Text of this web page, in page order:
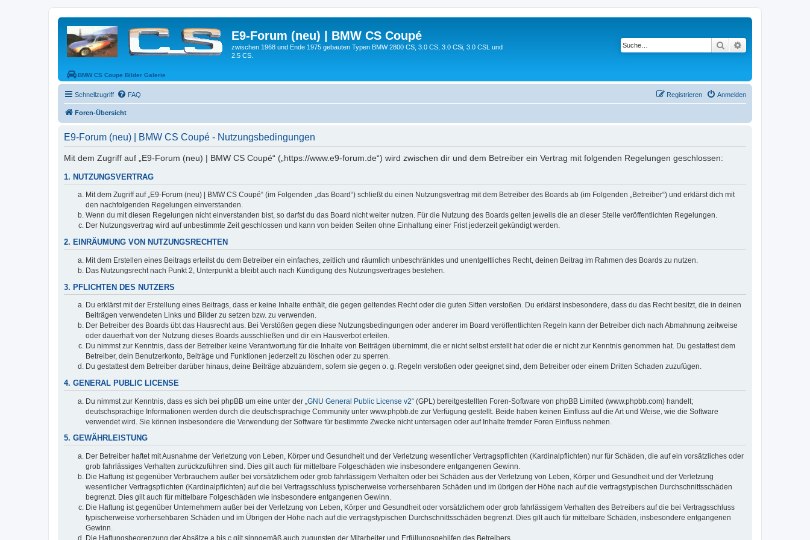
E9-Forum (neu) | BMW CS Coupé
zwischen 1968 und Ende 1975 gebauten Typen BMW 2800 CS, 3.0 CS, 3.0 CSi, 3.0 CSL und
2.5 CS.
BMW CS Coupe Bilder Galerie
Suche
Schnellzugriff FAQ Anmelden
Registrieren
Foren-Übersicht
E9-Forum (neu) | BMW CS Coupé - Nutzungsbedingungen
Mit dem Zugriff auf „E9-Forum (neu) | BMW CS Coupé“ („https://www.e9-forum.de“) wird zwischen dir und dem Betreiber ein Vertrag mit folgenden Regelungen geschlossen:
1. NUTZUNGSVERTRAG
Mit dem Zugriff auf „E9-Forum (neu) | BMW CS Coupé“ (im Folgenden „das Board“) schließt du einen Nutzungsvertrag mit dem Betreiber des Boards ab (im Folgenden „Betreiber“) und erklärst dich mit
den nachfolgenden Regelungen einverstanden.
Wenn du mit diesen Regelungen nicht einverstanden bist, so darfst du das Board nicht weiter nutzen. Für die Nutzung des Boards gelten jeweils die an dieser Stelle veröffentlichten Regelungen.
Der Nutzungsvertrag wird auf unbestimmte Zeit geschlossen und kann von beiden Seiten ohne Einhaltung einer Frist jederzeit gekündigt werden.
2. EINRÄUMUNG VON NUTZUNGSRECHTEN
Mit dem Erstellen eines Beitrags erteilst du dem Betreiber ein einfaches, zeitlich und räumlich unbeschränktes und unentgeltliches Recht, deinen Beitrag im Rahmen des Boards zu nutzen.
Das Nutzungsrecht nach Punkt 2, Unterpunkt a bleibt auch nach Kündigung des Nutzungsvertrages bestehen.
3. PFLICHTEN DES NUTZERS
Du erklärst mit der Erstellung eines Beitrags, dass er keine Inhalte enthält, die gegen geltendes Recht oder die guten Sitten verstoßen. Du erklärst insbesondere, dass du das Recht besitzt, die in deinen
Beiträgen verwendeten Links und Bilder zu setzen bzw. zu verwenden.
Der Betreiber des Boards übt das Hausrecht aus. Bei Verstößen gegen diese Nutzungsbedingungen oder anderer im Board veröffentlichten Regeln kann der Betreiber dich nach Abmahnung zeitweise
oder dauerhaft von der Nutzung dieses Boards ausschließen und dir ein Hausverbot erteilen.
Du nimmst zur Kenntnis, dass der Betreiber keine Verantwortung für die Inhalte von Beiträgen übernimmt, die er nicht selbst erstellt hat oder die er nicht zur Kenntnis genommen hat. Du gestattest dem
Betreiber, dein Benutzerkonto, Beiträge und Funktionen jederzeit zu löschen oder zu sperren.
Du gestattest dem Betreiber darüber hinaus, deine Beiträge abzuändern, sofern sie gegen o. g. Regeln verstoßen oder geeignet sind, dem Betreiber oder einem Dritten Schaden zuzufügen.
4. GENERAL PUBLIC LICENSE
Du nimmst zur Kenntnis, dass es sich bei phpBB um eine unter der „ GNU General Public License v2“ (GPL) bereitgestellten Foren-Software von phpBB Limited (www.phpbb.com) handelt;
deutschsprachige Informationen werden durch die deutschsprachige Community unter www.phpbb.de zur Verfügung gestellt. Beide haben keinen Einfluss auf die Art und Weise, wie die Software
verwendet wird. Sie können insbesondere die Verwendung der Software für bestimmte Zwecke nicht untersagen oder auf Inhalte fremder Foren Einfluss nehmen.
5. GEWÄHRLEISTUNG
Der Betreiber haftet mit Ausnahme der Verletzung von Leben, Körper und Gesundheit und der Verletzung wesentlicher Vertragspflichten (Kardinalpflichten) nur für Schäden, die auf ein vorsätzliches oder
grob fahrlässiges Verhalten zurückzuführen sind. Dies gilt auch für mittelbare Folgeschäden wie insbesondere entgangenen Gewinn.
Die Haftung ist gegenüber Verbrauchern außer bei vorsätzlichem oder grob fahrlässigem Verhalten oder bei Schäden aus der Verletzung von Leben, Körper und Gesundheit und der Verletzung
wesentlicher Vertragspflichten (Kardinalpflichten) auf die bei Vertragsschluss typischerweise vorhersehbaren Schäden und im übrigen der Höhe nach auf die vertragstypischen Durchschnittsschäden
begrenzt. Dies gilt auch für mittelbare Folgeschäden wie insbesondere entgangenen Gewinn.
Die Haftung ist gegenüber Unternehmern außer bei der Verletzung von Leben, Körper und Gesundheit oder vorsätzlichem oder grob fahrlässigem Verhalten des Betreibers auf die bei Vertragsschluss
typischerweise vorhersehbaren Schäden und im Übrigen der Höhe nach auf die vertragstypischen Durchschnittsschäden begrenzt. Dies gilt auch für mittelbare Schäden, insbesondere entgangenen
Gewinn.
Die Haftungsbegrenzung der Absätze a bis c gilt sinngemäß auch zugunsten der Mitarbeiter und Erfüllungsgehilfen des Betreibers.